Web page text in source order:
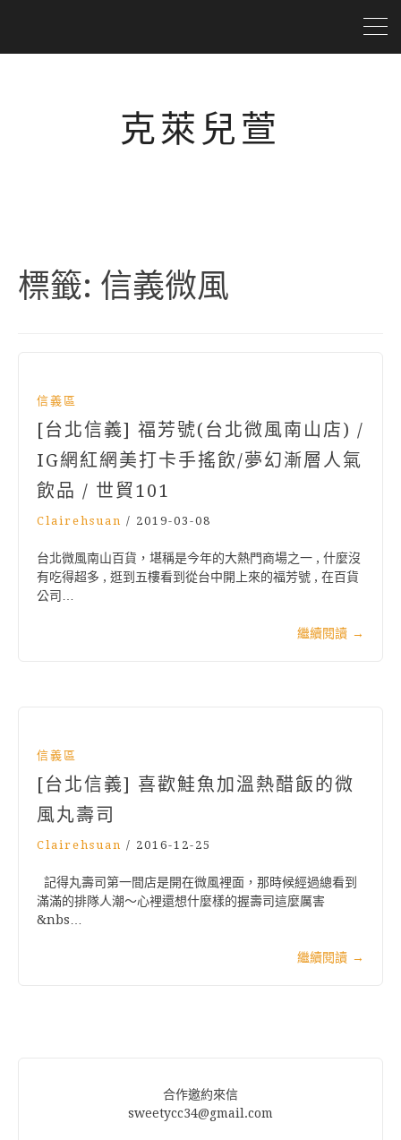
克萊兒萱
標籤: 信義微風
信義區
[台北信義] 福芳號(台北微風南山店) /
IG網紅網美打卡手搖飲/夢幻漸層人氣
飲品 / 世貿101
Clairehsuan / 2019-03-08
台北微風南山百貨，堪稱是今年的大熱門商場之一 , 什麼沒
有吃得超多 , 逛到五樓看到從台中開上來的福芳號 , 在百貨
公司…
繼續閱讀 →
信義區
[台北信義] 喜歡鮭魚加溫熱醋飯的微
風丸壽司
Clairehsuan / 2016-12-25
記得丸壽司第一間店是開在微風裡面，那時候經過總看到
滿滿的排隊人潮～心裡還想什麼樣的握壽司這麼厲害
&nbs…
繼續閱讀 →
合作邀約來信
sweetycc34@gmail.com